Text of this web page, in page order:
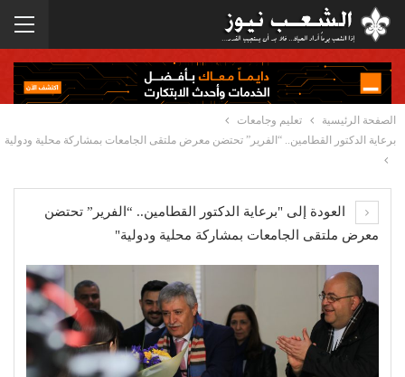
الصفحة الرئيسية
تعليم وجامعات
برعاية الدكتور القطامين.. “الفرير” تحتضن معرض ملتقى الجامعات بمشاركة محلية ودولية
العودة إلى "برعاية الدكتور القطامين.. “الفرير” تحتضن
معرض ملتقى الجامعات بمشاركة محلية ودولية"